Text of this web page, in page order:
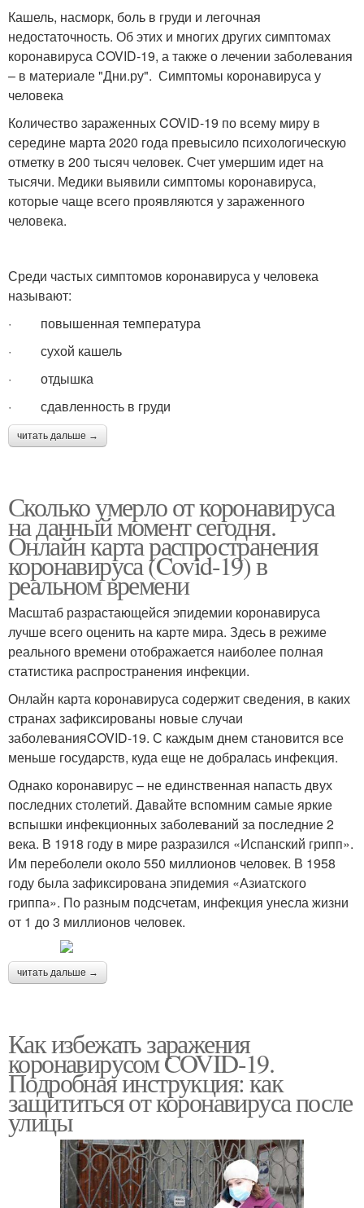
Кашель, насморк, боль в груди и легочная
недостаточность. Об этих и многих других симптомах
коронавируса COVID-19, а также о лечении заболевания
– в материале "Дни.ру". Симптомы коронавируса у
человека
Количество зараженных COVID-19 по всему миру в
середине марта 2020 года превысило психологическую
отметку в 200 тысяч человек. Счет умершим идет на
тысячи. Медики выявили симптомы коронавируса,
которые чаще всего проявляются у зараженного
человека.
Среди частых симптомов коронавируса у человека
называют:
· повышенная температура
· сухой кашель
· отдышка
· сдавленность в груди
читать дальше →
Сколько умерло от коронавируса
на данный момент сегодня.
Онлайн карта распространения
коронавируса (Covid-19) в
реальном времени
Масштаб разрастающейся эпидемии коронавируса
лучше всего оценить на карте мира. Здесь в режиме
реального времени отображается наиболее полная
статистика распространения инфекции.
Онлайн карта коронавируса содержит сведения, в каких
странах зафиксированы новые случаи
заболеванияCOVID-19. С каждым днем становится все
меньше государств, куда еще не добралась инфекция.
Однако коронавирус – не единственная напасть двух
последних столетий. Давайте вспомним самые яркие
вспышки инфекционных заболеваний за последние 2
века. В 1918 году в мире разразился «Испанский грипп».
Им переболели около 550 миллионов человек. В 1958
году была зафиксирована эпидемия «Азиатского
гриппа». По разным подсчетам, инфекция унесла жизни
от 1 до 3 миллионов человек.
читать дальше →
Как избежать заражения
коронавирусом COVID-19.
Подробная инструкция: как
защититься от коронавируса после
улицы